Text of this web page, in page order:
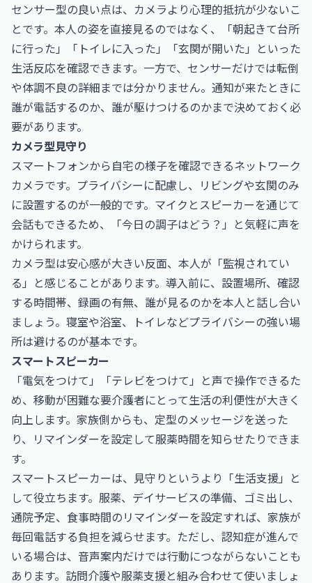
センサー型の良い点は、カメラより心理的抵抗が少ないこ
とです。本人の姿を直接見るのではなく、「朝起きて台所
に行った」「トイレに入った」「玄関が開いた」といった
生活反応を確認できます。一方で、センサーだけでは転倒
や体調不良の詳細までは分かりません。通知が来たときに
誰が電話するのか、誰が駆けつけるのかまで決めておく必
要があります。
カメラ型見守り
スマートフォンから自宅の様子を確認できるネットワーク
カメラです。プライバシーに配慮し、リビングや玄関のみ
に設置するのが一般的です。マイクとスピーカーを通じて
会話もできるため、「今日の調子はどう？」と気軽に声を
かけられます。
カメラ型は安心感が大きい反面、本人が「監視されてい
る」と感じることがあります。導入前に、設置場所、確認
する時間帯、録画の有無、誰が見るのかを本人と話し合い
ましょう。寝室や浴室、トイレなどプライバシーの強い場
所は避けるのが基本です。
スマートスピーカー
「電気をつけて」「テレビをつけて」と声で操作できるた
め、移動が困難な要介護者にとって生活の利便性が大きく
向上します。家族側からも、定型のメッセージを送った
り、リマインダーを設定して服薬時間を知らせたりできま
す。
スマートスピーカーは、見守りというより「生活支援」と
して役立ちます。服薬、デイサービスの準備、ゴミ出し、
通院予定、食事時間のリマインダーを設定すれば、家族が
毎回電話する負担を減らせます。ただし、認知症が進んで
いる場合は、音声案内だけでは行動につながらないことも
あります。訪問介護や服薬支援と組み合わせて使いましょ